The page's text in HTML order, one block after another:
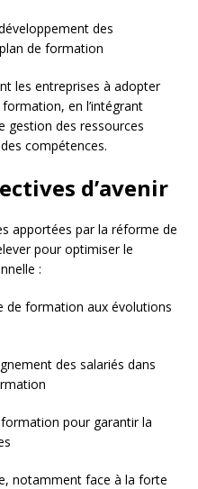
des
de formation
les entreprises à adopter
en l’intégrant
gestion des ressources
compétences.
d’avenir
apportées par la réforme de
pour optimiser le
:
de formation aux évolutions
des salariés dans
pour garantir la
notamment face à la forte